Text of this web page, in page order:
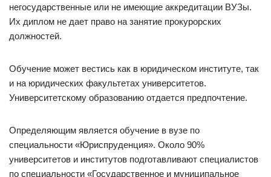
негосударственные или не имеющие аккредитации ВУЗы.
Их диплом не дает право на занятие прокурорских
должностей.
Обучение может вестись как в юридическом институте, так
и на юридических факультетах университетов.
Университетскому образованию отдается предпочтение.
Определяющим является обучение в вузе по
специальности «Юриспруденция». Около 90%
университетов и институтов подготавливают специалистов
по специальности «Государственное и муниципальное